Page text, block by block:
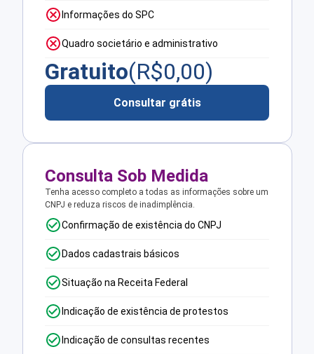
Informações do SPC
Quadro societário e administrativo
Gratuito(R$0,00)
Consultar grátis
Consulta Sob Medida
Tenha acesso completo a todas as informações sobre um
CNPJ e reduza riscos de inadimplência.
Confirmação de existência do CNPJ
Dados cadastrais básicos
Situação na Receita Federal
Indicação de existência de protestos
Indicação de consultas recentes